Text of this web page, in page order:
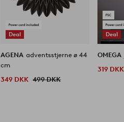
Deal
AGENA adventsstjerne ø 44
cm
349 DKK 499 DKK
Deal
OMEGA
319 DKK